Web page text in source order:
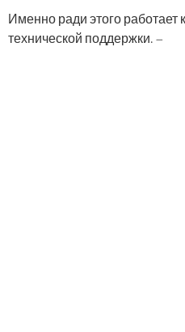
Именно ради этого работает
технической поддержки. –